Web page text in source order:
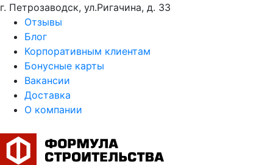
г. Петрозаводск, ул.Ригачина, д. 33
Отзывы
Блог
Корпоративным клиентам
Бонусные карты
Вакансии
Доставка
О компании